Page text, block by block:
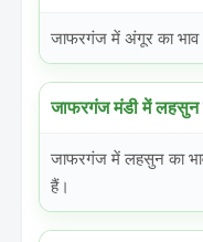
जाफरगंज में अंगूर का
जाफरगंज मंडी में लहसुन
जाफरगंज में लहसुन का
हैं।